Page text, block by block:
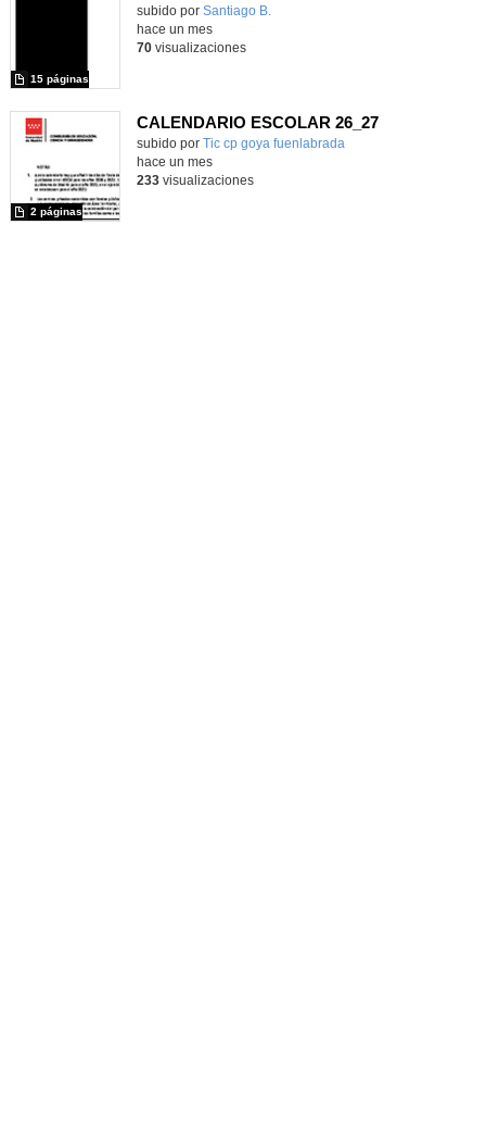
Contenido educativo.
subido por Santiago B.
15 páginas
hace un mes
70visualizaciones
CALENDARIO ESCOLAR 26_27
subido por Tic cp goya fuenlabrada
2 páginas
hace un mes
233visualizaciones